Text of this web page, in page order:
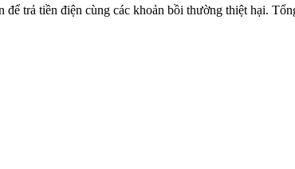
trả tiền điện cùng các khoản bồi thường thiệt hại.